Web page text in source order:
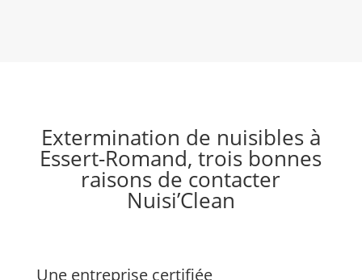
Extermination de nuisibles à
Essert-Romand, trois bonnes
raisons de contacter
Nuisi’Clean
Une entreprise certifiée